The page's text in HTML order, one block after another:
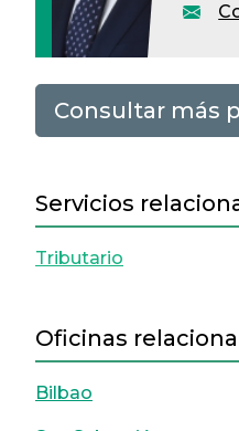
Consultar más
Servicios
Tributario
Oficinas
Bilbao